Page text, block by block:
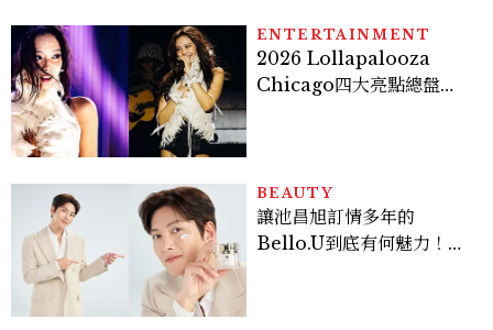
ENTERTAINMENT
2026 Lollapalooza
Chicago四大亮點總盤
BEAUTY
讓池昌旭訂情多年的
Bello.U到底有何魅力！揭